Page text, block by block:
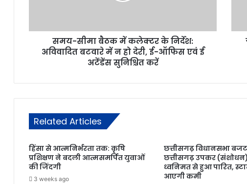
समय-सीमा बैठक में कलेक्टर के निर्देश:
अविवादित बटवारे में न हो देरी, ई-ऑफिस एवं ई
अटेंडेंस सुनिश्चित करें
Related Articles
हिंसा से आत्मनिर्भरता तक: कृषि
प्रशिक्षण ने बदली आत्मसमर्पित युवाओं
की जिंदगी
3 weeks ago
छत्तीसगढ़ विधानसभा बजट
छत्तीसगढ़ उपकर
ध्वनिमत से हुआ पारित,
आएगी कमी